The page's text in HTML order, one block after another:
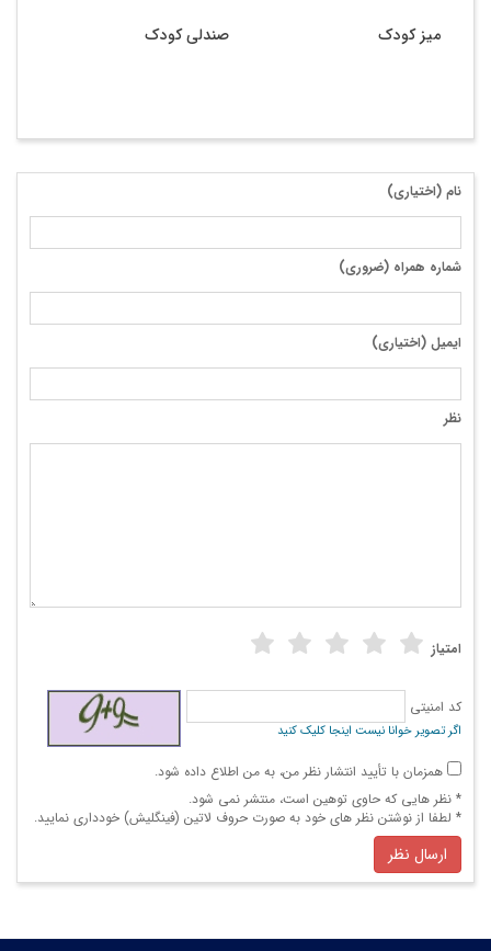
صندلی کودک میز کودک
نام (اختیاری)
شماره همراه (ضروری)
ایمیل (اختیاری)
نظر
امتیاز
کد امنیتی
اگر تصویر خوانا نیست اینجا کلیک کنید
همزمان با تأیید انتشار نظر من، به من اطلاع داده شود.
* نظر هایی كه حاوی توهین است، منتشر نمی شود.
* لطفا از نوشتن نظر های خود به صورت حروف لاتین (فینگلیش) خودداری نمایید.
ارسال نظر